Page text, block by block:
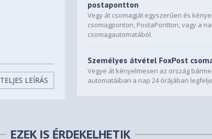
TELJES LEÍRÁS
postapontton
Vegy át csomagját egyszerűen és
csomagponton, PostaPontton, vagy a
csomagautomatából.
Személyes átvétel FoxPost
Vegye át kényelmesen az ország
automatáiban a nap 24 órájában
EZEK IS ÉRDEKELHETIK